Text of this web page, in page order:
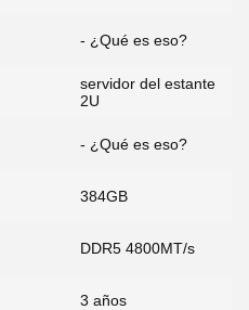
- ¿Qué es eso?
servidor del estante
2U
- ¿Qué es eso?
384GB
DDR5 4800MT/s
3 años